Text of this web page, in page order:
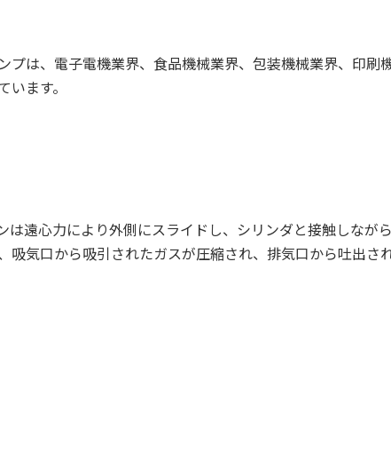
プは、電子電機業界、食品機械業界、包装機械業界、印
ます。
は遠心力により外側にスライドし、シリンダと接触しなが
吸気口から吸引されたガスが圧縮され、排気口から吐出され